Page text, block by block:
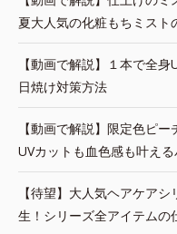
夏大人気の化粧もちミスト
【動画で解説】１本で全
日焼け対策方法
【動画で解説】限定色ピ
UVカットも血色感も叶え
【待望】大人気ヘアケア
生！シリーズ全アイテムの